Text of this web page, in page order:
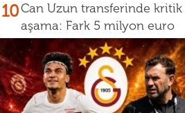
10Can Uzun transferinde kritik
aşama: Fark 5 milyon euro